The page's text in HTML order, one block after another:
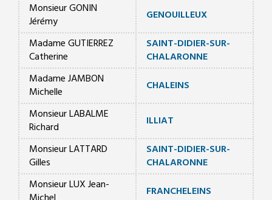
Monsieur GONIN
Jérémy
GENOUILLEUX
Madame GUTIERREZ
Catherine
SAINT-DIDIER-SUR-
CHALARONNE
Madame JAMBON
Michelle
CHALEINS
Monsieur LABALME
Richard
ILLIAT
Monsieur LATTARD
Gilles
SAINT-DIDIER-SUR-
CHALARONNE
Monsieur LUX Jean-
FRANCHELEINS